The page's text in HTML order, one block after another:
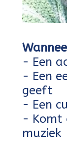
- Een
- Een
geeft
- Een
- Komt
muziek